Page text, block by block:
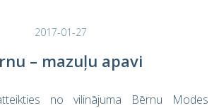
2017-01-27
– mazuļu apavi
no vilinājuma Bērnu Modes